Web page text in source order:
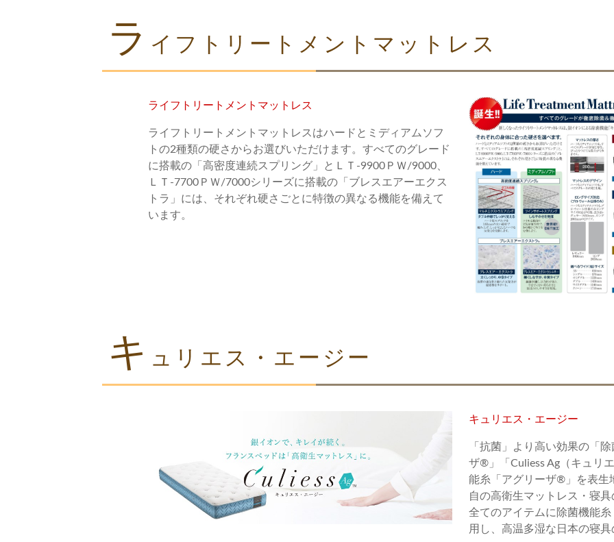
ラ イフトリートメントマットレス
ライフトリートメントマットレス
ライフトリートメントマットレスはハードとミディアムソフ
トの2種類の硬さからお選びいただけます。すべてのグレード
に搭載の「高密度連続スプリング」とＬＴ-9900ＰＷ/9000、
ＬＴ-7700ＰＷ/7000シリーズに搭載の「ブレスエアーエクス
トラ」には、それぞれ硬さごとに特徴の異なる機能を備えて
います。
キ ュリエス・エージー
キュリエス・エージー
「抗菌」より高い効果の「
ザ®」「Culiess Ag（キュリ
能糸「アグリーザ®」を表生
自の高衛生マットレス・寝
全てのアイテムに除菌機能
用し、高温多湿な日本の寝